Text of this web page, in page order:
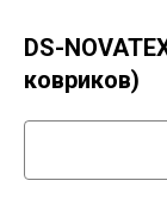
DS-
ковриков)